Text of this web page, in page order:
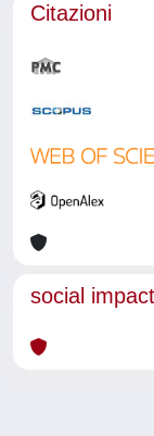
Citazioni
social impact